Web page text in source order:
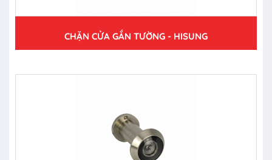
CHẶN CỬA GẮN TƯỜNG - HISUNG